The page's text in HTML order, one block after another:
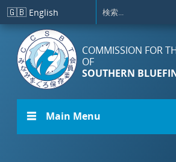
メインコンテンツに移動
🇬🇧 English
COMMISSION FOR
OF
SOUTHERN
☰ Main Menu